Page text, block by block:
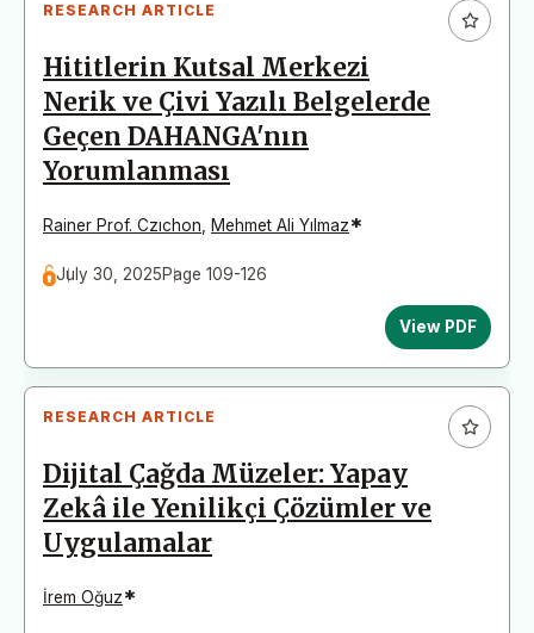
RESEARCH ARTICLE
Hititlerin Kutsal Merkezi
Nerik ve Çivi Yazılı Belgelerde
Geçen DAHANGA'nın
Yorumlanması
Rainer Prof. Czıchon Mehmet Ali Yılmaz*
July 30, 2025Page 109-126
View PDF
RESEARCH ARTICLE
Dijital Çağda Müzeler: Yapay
Zekâ ile Yenilikçi Çözümler ve
Uygulamalar
İrem Oğuz*